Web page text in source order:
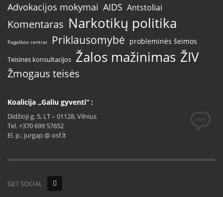
Advokacijos mokymai AIDS Antstoliai
Komentaras Narkotikų politika
Pagalbos centrai Priklausomybė probleminės šeimos
Teisinės konsultacijos Žalos mažinimas ŽIV
Žmogaus teisės
Koalicija „Galiu gyventi“ :
Didžioji g. 5, LT – 01128, Vilnius
Tel. +370 699 57652
El. p.: jurgap @ osf.lt
GET SOCIAL